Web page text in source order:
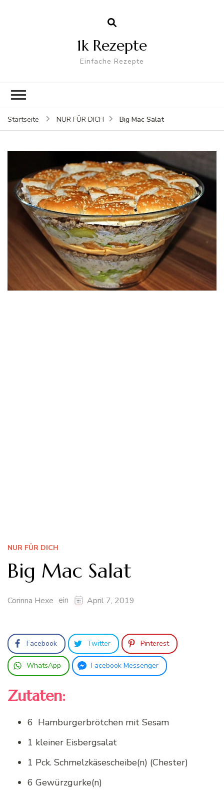
1k Rezepte
Einfache Rezepte
Startseite NUR FÜR DICH Big Mac Salat
NUR FÜR DICH
Big Mac Salat
Corinna Hexe ein April 7, 2019
Facebook Twitter Pinterest
WhatsApp Facebook Messenger
Zutaten:
6 Hamburgerbrötchen mit Sesam
1 kleiner Eisbergsalat
1 Pck. Schmelzkäsescheibe(n) (Chester)
6 Gewürzgurke(n)